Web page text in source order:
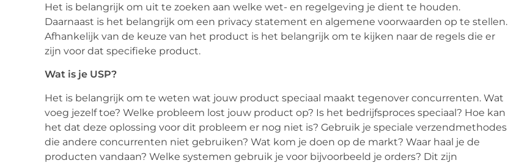
Het is belangrijk om uit te zoeken aan welke wet- en regelgeving je dient te houden.
Daarnaast is het belangrijk om een privacy statement en algemene voorwaarden op te stellen.
Afhankelijk van de keuze van het product is het belangrijk om te kijken naar de regels die er
zijn voor dat specifieke product.
Wat is je USP?
Het is belangrijk om te weten wat jouw product speciaal maakt tegenover concurrenten. Wat
voeg jezelf toe? Welke probleem lost jouw product op? Is het bedrijfsproces speciaal? Hoe kan
het dat deze oplossing voor dit probleem er nog niet is? Gebruik je speciale verzendmethodes
die andere concurrenten niet gebruiken? Wat kom je doen op de markt? Waar haal je de
producten vandaan? Welke systemen gebruik je voor bijvoorbeeld je orders? Dit zijn